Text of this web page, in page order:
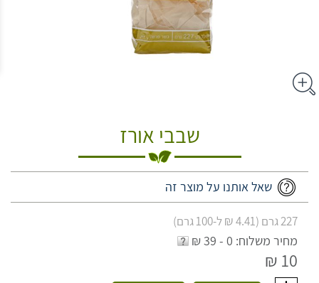
שבבי אורז
שאל אותנו על מוצר זה
227 גרם (4.41 ₪ ל-100 גרם)
מחיר משלוח: 0 - 39 ₪
10 ₪